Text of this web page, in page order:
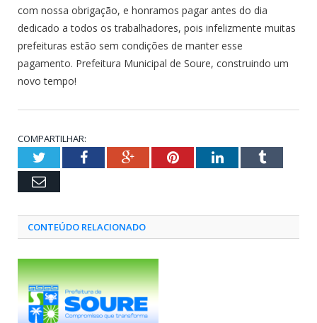
com nossa obrigação, e honramos pagar antes do dia
dedicado a todos os trabalhadores, pois infelizmente muitas
prefeituras estão sem condições de manter esse
pagamento. Prefeitura Municipal de Soure, construindo um
novo tempo!
COMPARTILHAR:
TwitterFacebookGoogle+PinterestLinkedInTumblr
Email
CONTEÚDO RELACIONADO